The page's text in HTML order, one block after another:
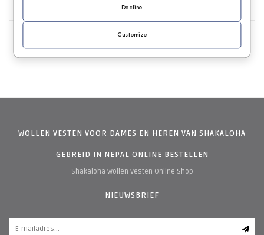
WOLLEN VESTEN VOOR DAMES EN HEREN VAN SHAKALOHA
GEBREID IN NEPAL ONLINE BESTELLEN
Shakaloha Wollen Vesten Online Shop
NIEUWSBRIEF
Decline
Customize